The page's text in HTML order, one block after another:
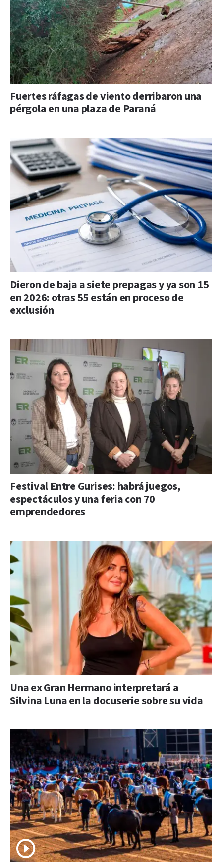
Fuertes ráfagas de viento derribaron una
pérgola en una plaza de Paraná
Dieron de baja a siete prepagas y ya son 15
en 2026: otras 55 están en proceso de
exclusión
Festival Entre Gurises: habrá juegos,
espectáculos y una feria con 70
emprendedores
Una ex Gran Hermano interpretará a
Silvina Luna en la docuserie sobre su vida